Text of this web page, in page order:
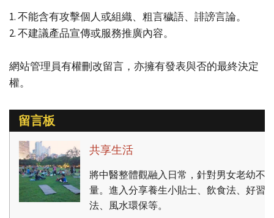
1. 不能含有攻擊個人或組織、粗言穢語、誹謗言論。
2. 不建議產品宣傳或服務推廣內容。
網站管理員有權刪改留言，亦擁有發表與否的最終決定
權。
留言板
共享生活
將中醫整體觀融入日常，針對男女老幼不
量。進入分享養生小貼士、飲食法、好習
法、風水環保等。